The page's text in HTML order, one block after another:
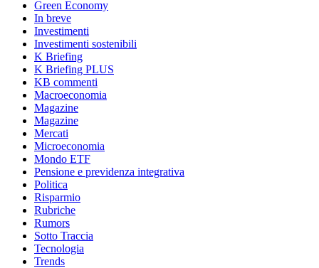
Green Economy
In breve
Investimenti
Investimenti sostenibili
K Briefing
K Briefing PLUS
KB commenti
Macroeconomia
Magazine
Magazine
Mercati
Microeconomia
Mondo ETF
Pensione e previdenza integrativa
Politica
Risparmio
Rubriche
Rumors
Sotto Traccia
Tecnologia
Trends